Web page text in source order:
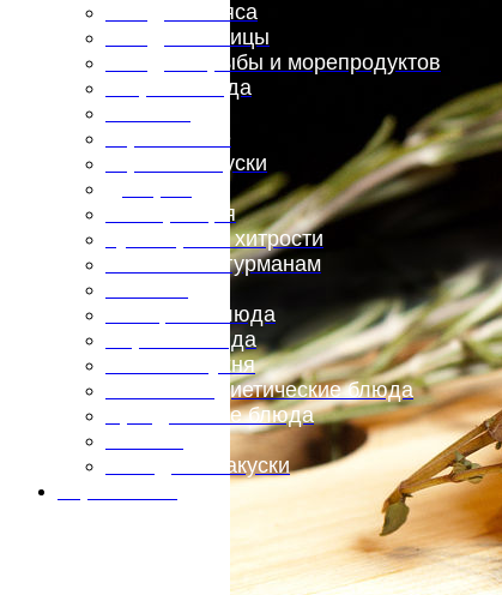
Блюда из мяса
Блюда из птицы
Блюда из рыбы и морепродуктов
Вторые блюда
Горяченькое
Горячие закуски
Консервация
Кулинарные хитрости
Маленьким гурманам
Овощные блюда
Первые блюда
Полевая кухня
Постные и диетические блюда
Праздничные блюда
Холодные закуски